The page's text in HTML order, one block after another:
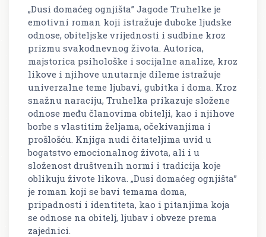
„Dusi domaćeg ognjišta” Jagode Truhelke je
emotivni roman koji istražuje duboke ljudske
odnose, obiteljske vrijednosti i sudbine kroz
prizmu svakodnevnog života. Autorica,
majstorica psihološke i socijalne analize, kroz
likove i njihove unutarnje dileme istražuje
univerzalne teme ljubavi, gubitka i doma. Kroz
snažnu naraciju, Truhelka prikazuje složene
odnose među članovima obitelji, kao i njihove
borbe s vlastitim željama, očekivanjima i
prošlošću. Knjiga nudi čitateljima uvid u
bogatstvo emocionalnog života, ali i u
složenost društvenih normi i tradicija koje
oblikuju živote likova. „Dusi domaćeg ognjišta”
je roman koji se bavi temama doma,
pripadnosti i identiteta, kao i pitanjima koja
se odnose na obitelj, ljubav i obveze prema
zajednici.